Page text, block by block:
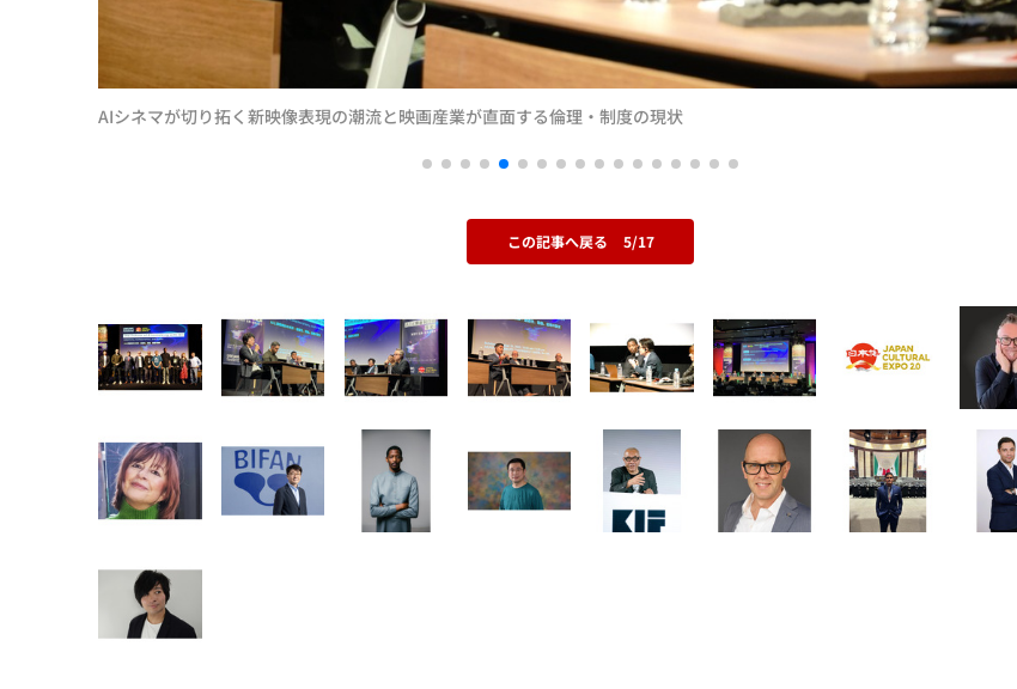
AIシネマが切り拓く新映像表現の潮流と映画産業が直面する倫理・制度の現状
この記事へ戻る 5/17